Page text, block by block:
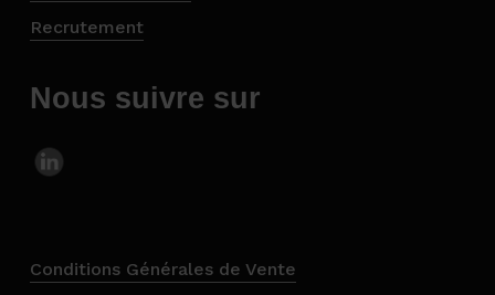
Recrutement
Nous suivre sur
Conditions Générales de Vente